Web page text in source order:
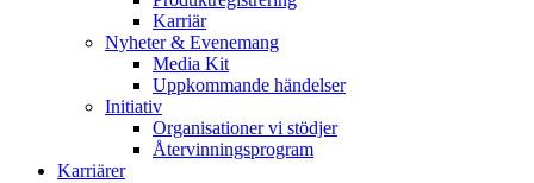
Karriär
Nyheter & Evenemang
Media Kit
Uppkommande händelser
Initiativ
Organisationer vi stödjer
Återvinningsprogram
Karriärer